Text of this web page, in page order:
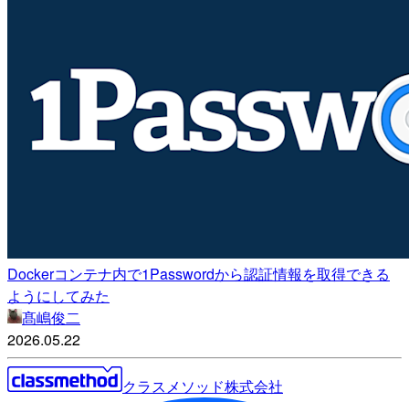
Dockerコンテナ内で1Passwordから認証情報を取得できる
ようにしてみた
髙嶋俊二
2026.05.22
クラスメソッド株式会社